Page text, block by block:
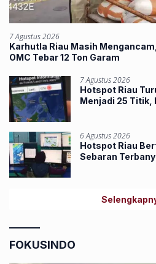
7 Agustus 2026
Karhutla Riau Masih
OMC Tebar 12 Ton Garam
7 Agustus 2026
Hotspot Riau
Menjadi 25 Titik,
6 Agustus 2026
Hotspot Riau
Sebaran
FOKUSINDO